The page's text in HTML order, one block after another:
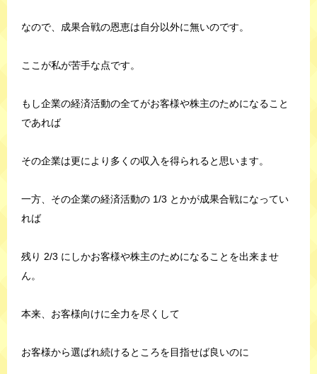
なので、成果合戦の恩恵は自分以外に無いのです。
ここが私が苦手な点です。
もし企業の経済活動の全てがお客様や株主のためになること
であれば
その企業は更により多くの収入を得られると思います。
一方、その企業の経済活動の 1/3 とかが成果合戦になってい
れば
残り 2/3 にしかお客様や株主のためになることを出来ませ
ん。
本来、お客様向けに全力を尽くして
お客様から選ばれ続けるところを目指せば良いのに